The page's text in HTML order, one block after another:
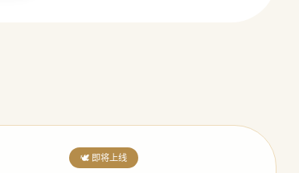
🕊️ 即将上线